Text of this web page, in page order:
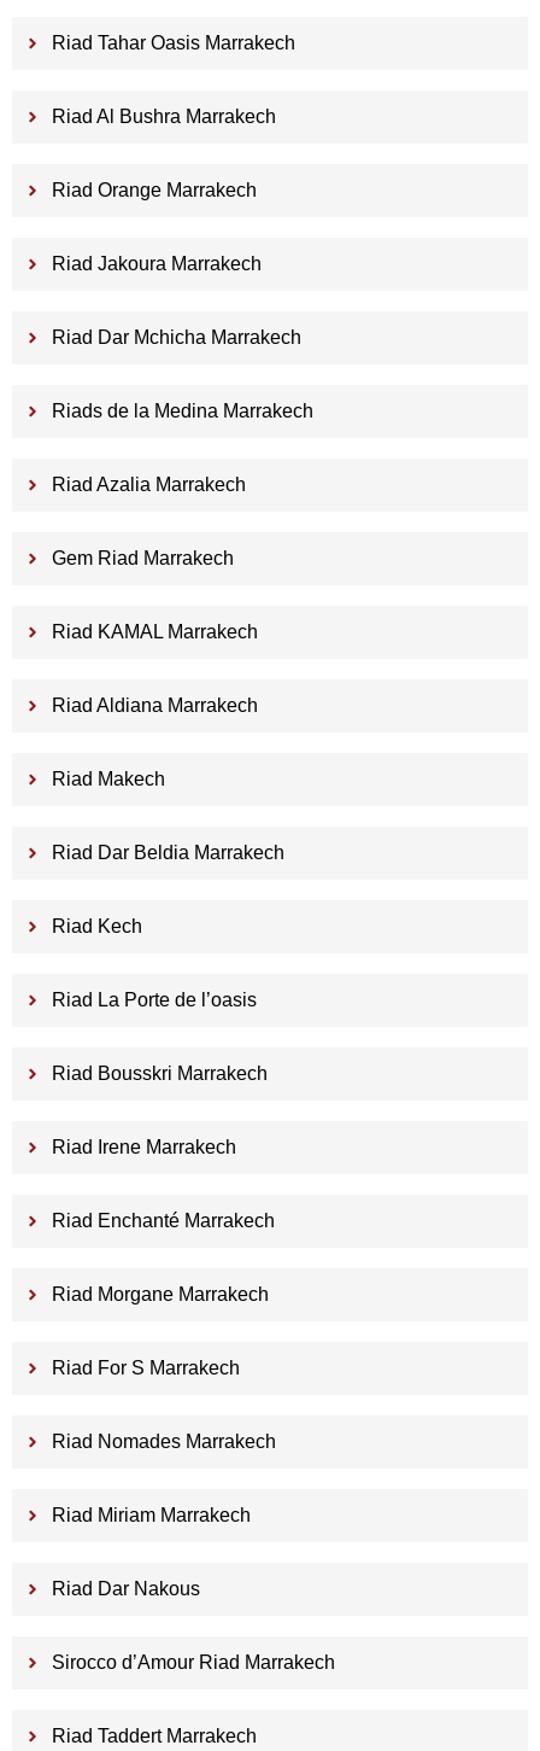
Riad Tahar Oasis Marrakech
Riad Al Bushra Marrakech
Riad Orange Marrakech
Riad Jakoura Marrakech
Riad Dar Mchicha Marrakech
Riads de la Medina Marrakech
Riad Azalia Marrakech
Gem Riad Marrakech
Riad KAMAL Marrakech
Riad Aldiana Marrakech
Riad Makech
Riad Dar Beldia Marrakech
Riad Kech
Riad La Porte de l’oasis
Riad Bousskri Marrakech
Riad Irene Marrakech
Riad Enchanté Marrakech
Riad Morgane Marrakech
Riad For S Marrakech
Riad Nomades Marrakech
Riad Miriam Marrakech
Riad Dar Nakous
Sirocco d’Amour Riad Marrakech
Riad Taddert Marrakech